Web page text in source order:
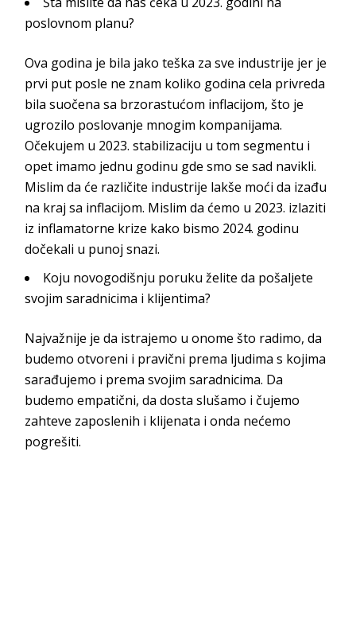
poslovnom planu?
Ova godina je bila jako teška za sve industrije jer je
prvi put posle ne znam koliko godina cela privreda
bila suočena sa brzorastućom inflacijom, što je
ugrozilo poslovanje mnogim kompanijama.
Očekujem u 2023. stabilizaciju u tom segmentu i
opet imamo jednu godinu gde smo se sad navikli.
Mislim da će različite industrije lakše moći da izađu
na kraj sa inflacijom. Mislim da ćemo u 2023. izlaziti
iz inflamatorne krize kako bismo 2024. godinu
dočekali u punoj snazi.
Koju novogodišnju poruku želite da pošaljete
svojim saradnicima i klijentima?
Najvažnije je da istrajemo u onome što radimo, da
budemo otvoreni i pravični prema ljudima s kojima
sarađujemo i prema svojim saradnicima. Da
budemo empatični, da dosta slušamo i čujemo
zahteve zaposlenih i klijenata i onda nećemo
pogrešiti.